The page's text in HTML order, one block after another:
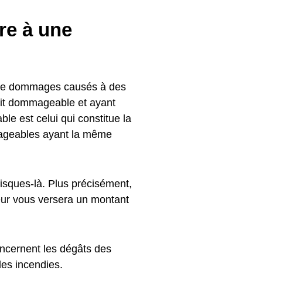
à une
dommages causés à des
dommageable et ayant
est celui qui constitue la
ayant la même
là. Plus précisément,
vous versera un montant
les dégâts des
incendies.